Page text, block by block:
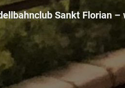
Sankt Florian –